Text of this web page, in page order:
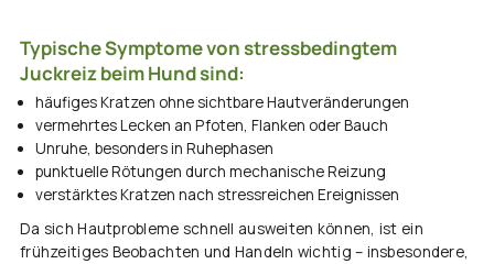
Typische Symptome von stressbedingtem
Juckreiz beim Hund sind:
häufiges Kratzen ohne sichtbare Hautveränderungen
vermehrtes Lecken an Pfoten, Flanken oder Bauch
Unruhe, besonders in Ruhephasen
punktuelle Rötungen durch mechanische Reizung
verstärktes Kratzen nach stressreichen Ereignissen
Da sich Hautprobleme schnell ausweiten können, ist ein
frühzeitiges Beobachten und Handeln wichtig – insbesondere,